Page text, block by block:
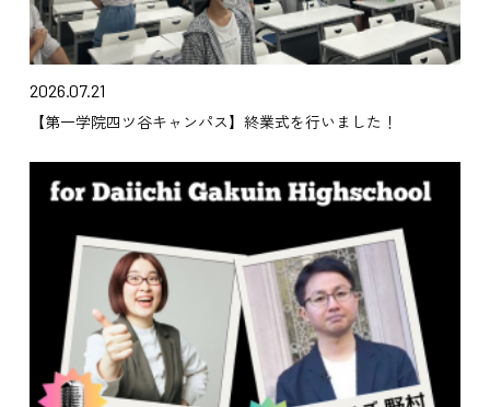
2026.07.21
【第一学院四ツ谷キャンパス】終業式を行いました！